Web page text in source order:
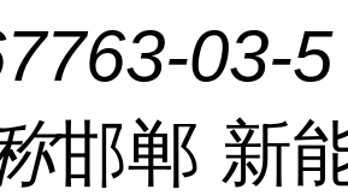
03-5
邯郸 新